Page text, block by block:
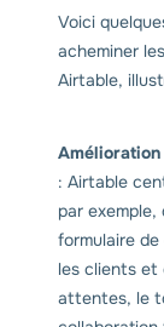
Voici
acheminer
Airtable,
: Airtable
par
formulaire
les clients et
attentes, le